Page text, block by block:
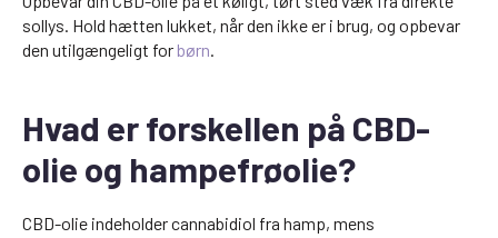
sollys. Hold hætten lukket, når den ikke er i brug, og opbevar
den utilgængeligt for børn.
Hvad er forskellen på CBD-
olie og hampefrøolie?
CBD-olie indeholder cannabidiol fra hamp, mens